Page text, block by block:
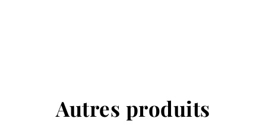
Autres produits